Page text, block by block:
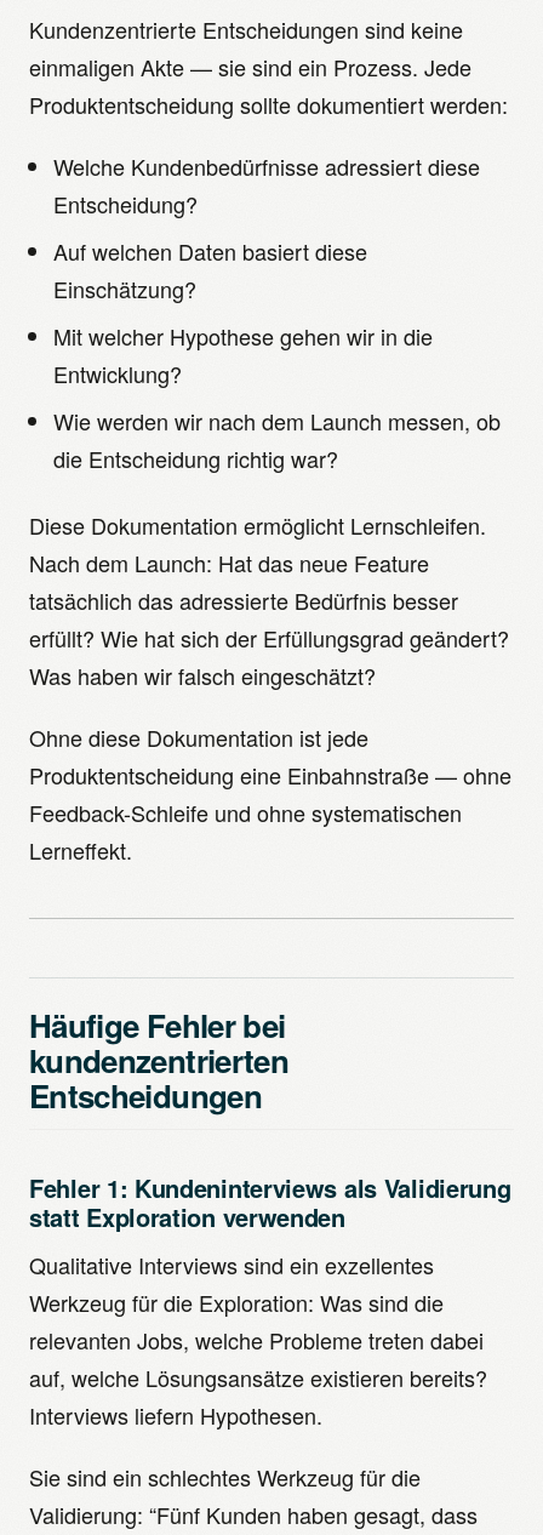
Kundenzentrierte Entscheidungen sind keine
einmaligen Akte — sie sind ein Prozess. Jede
Produktentscheidung sollte dokumentiert werden:
Welche Kundenbedürfnisse adressiert diese
Entscheidung?
Auf welchen Daten basiert diese
Einschätzung?
Mit welcher Hypothese gehen wir in die
Entwicklung?
Wie werden wir nach dem Launch messen, ob
die Entscheidung richtig war?
Diese Dokumentation ermöglicht Lernschleifen.
Nach dem Launch: Hat das neue Feature
tatsächlich das adressierte Bedürfnis besser
erfüllt? Wie hat sich der Erfüllungsgrad geändert?
Was haben wir falsch eingeschätzt?
Ohne diese Dokumentation ist jede
Produktentscheidung eine Einbahnstraße — ohne
Feedback-Schleife und ohne systematischen
Lerneffekt.
Häufige Fehler bei
kundenzentrierten
Entscheidungen
Fehler 1: Kundeninterviews als Validierung
statt Exploration verwenden
Qualitative Interviews sind ein exzellentes
Werkzeug für die Exploration: Was sind die
relevanten Jobs, welche Probleme treten dabei
auf, welche Lösungsansätze existieren bereits?
Interviews liefern Hypothesen.
Sie sind ein schlechtes Werkzeug für die
Validierung: “Fünf Kunden haben gesagt, dass